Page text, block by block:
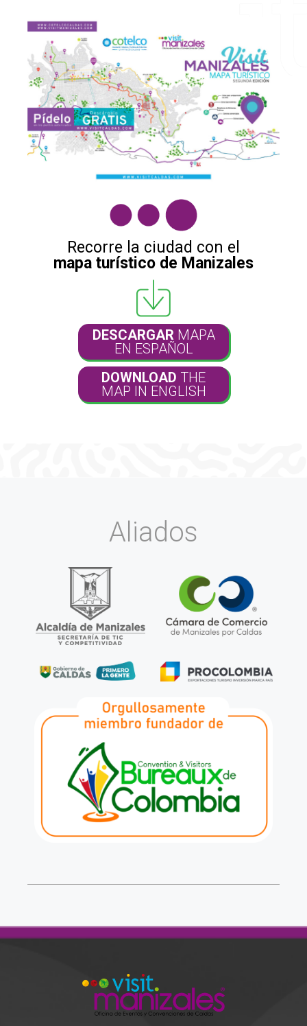
Recorre la ciudad con el
mapa turístico de Manizales
DESCARGAR MAPA
EN ESPAÑOL
DOWNLOAD THE
MAP IN ENGLISH
Aliados